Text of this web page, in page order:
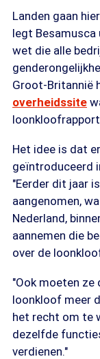
Landen gaan
legt
wet die alle
Groot-Britannië
overheidssite
Het idee is dat
geïntroduceerd
"Eerder dit jaar
aangenomen,
Nederland,
aannemen die
over de
"Ook moeten ze
loonkloof meer
het recht om te
dezelfde
verdienen."